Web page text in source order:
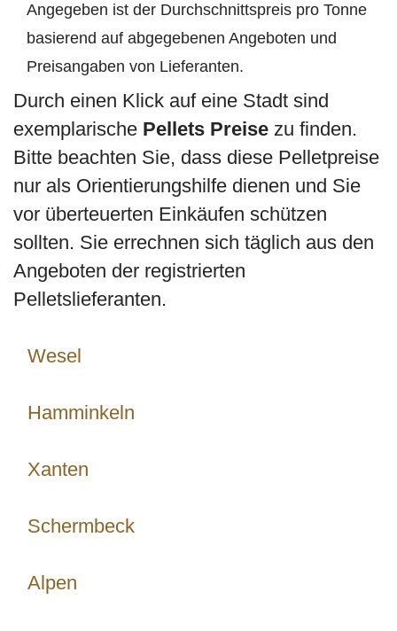
Angegeben ist der Durchschnittspreis pro Tonne
basierend auf abgegebenen Angeboten und
Preisangaben von Lieferanten.
Durch einen Klick auf eine Stadt sind
exemplarische Pellets Preise zu finden.
Bitte beachten Sie, dass diese Pelletpreise
nur als Orientierungshilfe dienen und Sie
vor überteuerten Einkäufen schützen
sollten. Sie errechnen sich täglich aus den
Angeboten der registrierten
Pelletslieferanten.
Wesel
Hamminkeln
Xanten
Schermbeck
Alpen